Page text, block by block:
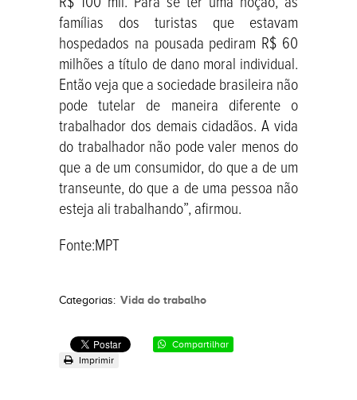
famílias dos turistas que estavam
hospedados na pousada pediram R$ 60
milhões a título de dano moral individual.
Então veja que a sociedade brasileira não
pode tutelar de maneira diferente o
trabalhador dos demais cidadãos. A vida
do trabalhador não pode valer menos do
que a de um consumidor, do que a de um
transeunte, do que a de uma pessoa não
esteja ali trabalhando”, afirmou.
Fonte:MPT
Categorias: Vida do trabalho
Compartilhar
Imprimir